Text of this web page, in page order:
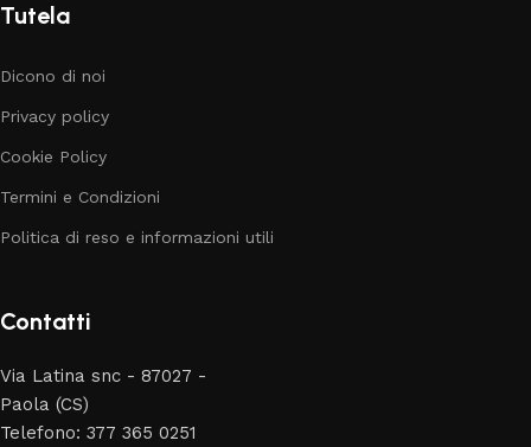
Tutela
Dicono di noi
Privacy policy
Cookie Policy
Termini e Condizioni
Politica di reso e informazioni utili
Contatti
Via Latina snc - 87027 -
Paola (CS)
Telefono: 377 365 0251